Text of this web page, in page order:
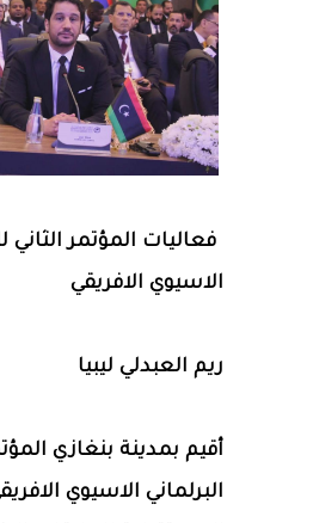
فعاليات المؤتمر
الاسيوي الافريقي
ريم العبدلي ليبيا
أقيم بمدينة بنغازي
البرلماني الاسيوي